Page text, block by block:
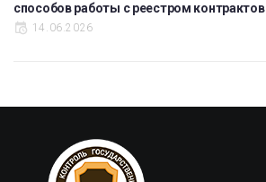
способов работы с реестром контрактов
14.06.2026